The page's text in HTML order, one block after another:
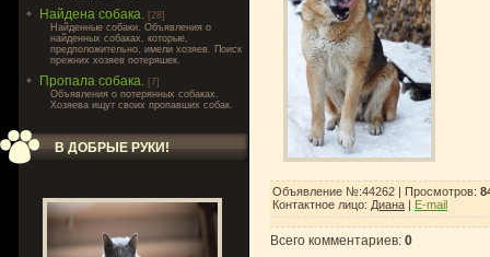
Найдена собака. [28]
Найденные собаки. Объявления о
найденных собаках, которые,
предположительно, имели хозяев. Поиск
прежних хозяев потеряшек.
Пропала собака. [7]
Объявления о потерянных собаках.
Хозяева ищут своих пропавших собак.
В ДОБРЫЕ РУКИ!
Объявление №:44262 | Просмотров:
Контактное лицо: Диана | E-mail
Всего комментариев: 0